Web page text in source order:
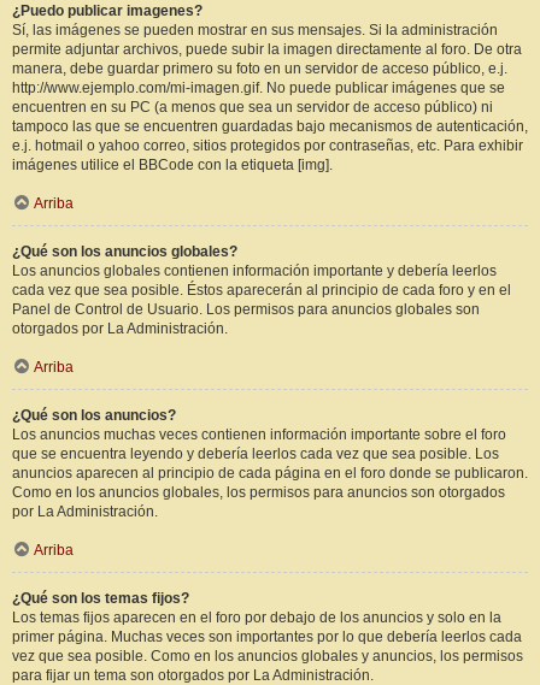
¿Puedo publicar imagenes?
Sí, las imágenes se pueden mostrar en sus mensajes. Si la administración
permite adjuntar archivos, puede subir la imagen directamente al foro. De otra
manera, debe guardar primero su foto en un servidor de acceso público, e.j.
http://www.ejemplo.com/mi-imagen.gif. No puede publicar imágenes que se
encuentren en su PC (a menos que sea un servidor de acceso público) ni
tampoco las que se encuentren guardadas bajo mecanismos de autenticación,
e.j. hotmail o yahoo correo, sitios protegidos por contraseñas, etc. Para exhibir
imágenes utilice el BBCode con la etiqueta [img].
Arriba
¿Qué son los anuncios globales?
Los anuncios globales contienen información importante y debería leerlos
cada vez que sea posible. Éstos aparecerán al principio de cada foro y en el
Panel de Control de Usuario. Los permisos para anuncios globales son
otorgados por La Administración.
Arriba
¿Qué son los anuncios?
Los anuncios muchas veces contienen información importante sobre el foro
que se encuentra leyendo y debería leerlos cada vez que sea posible. Los
anuncios aparecen al principio de cada página en el foro donde se publicaron.
Como en los anuncios globales, los permisos para anuncios son otorgados
por La Administración.
Arriba
¿Qué son los temas fijos?
Los temas fijos aparecen en el foro por debajo de los anuncios y solo en la
primer página. Muchas veces son importantes por lo que debería leerlos cada
vez que sea posible. Como en los anuncios globales y anuncios, los permisos
para fijar un tema son otorgados por La Administración.